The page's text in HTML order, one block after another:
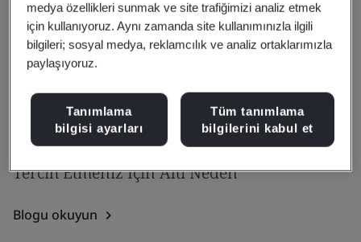
BSI’ın Yapay Zekâ Performansı Hizmetini
Tercih Etmeniz İçin Altı Neden
Blogu okuyun
medya özellikleri sunmak ve site trafiğimizi analiz etmek
için kullanıyoruz. Aynı zamanda site kullanımınızla ilgili
bilgileri; sosyal medya, reklamcılık ve analiz ortaklarımızla
paylaşıyoruz.
Tanımlama
bilgisi ayarları
Tüm tanımlama
bilgilerini kabul et